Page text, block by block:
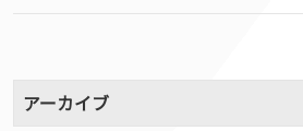
アーカイブ